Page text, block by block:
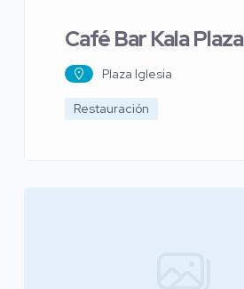
Café Bar Kala Plaza
Plaza Iglesia
Restauración